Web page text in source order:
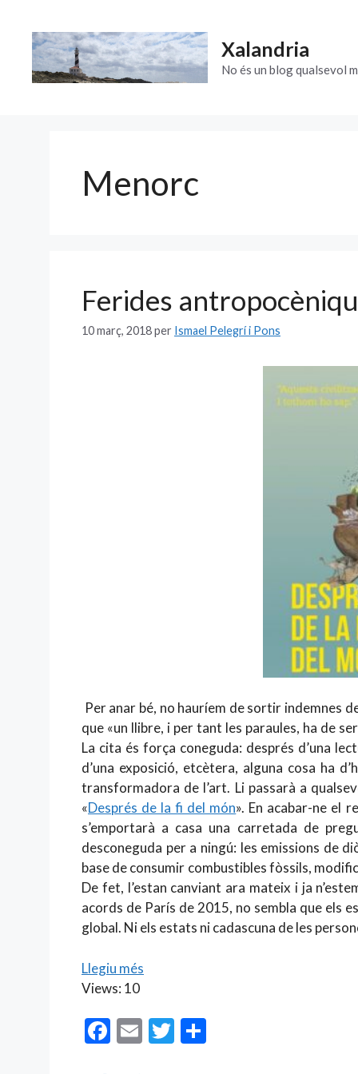
contingut
Xalandria
No és un blog qualsevol
Menorc
Ferides
10 març, 2018per Ismael Pelegrí i Pons
Per anar bé, no hauríem de sortir indemnes
que «un llibre, i per tant les paraules, ha de
La cita és força coneguda: després d’una
d’una exposició, etcètera, alguna cosa ha
transformadora de l’art. Li passarà a
«Després de la fi del món». En acabar-ne el
s’emportarà a casa una carretada de
desconeguda per a ningú: les emissions de
base de consumir combustibles fòssils,
De fet, l’estan canviant ara mateix i ja
acords de París de 2015, no sembla que els
global. Ni els estats ni cadascuna de les
Llegiu més
Views: 10
F
E
T